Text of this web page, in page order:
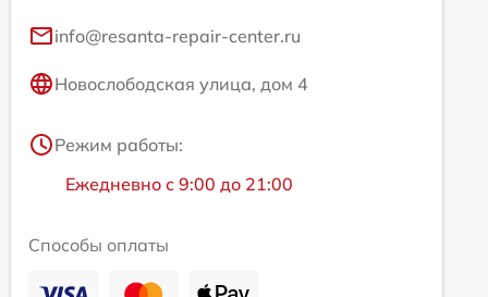
info@resanta-repair-center.ru
Новослободская улица, дом 4
Режим работы:
Ежедневно с 9:00 до 21:00
Способы оплаты